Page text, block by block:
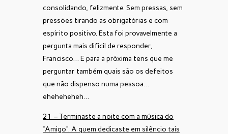
consolidando, felizmente. Sem pressas, sem
pressões tirando as obrigatórias e com
espírito positivo. Esta foi provavelmente a
pergunta mais difícil de responder,
Francisco… E para a próxima tens que me
perguntar também quais são os defeitos
que não dispenso numa pessoa…
eheheheheh…
21 – Terminaste a noite com a música do
“Amigo”. A quem dedicaste em silêncio tais